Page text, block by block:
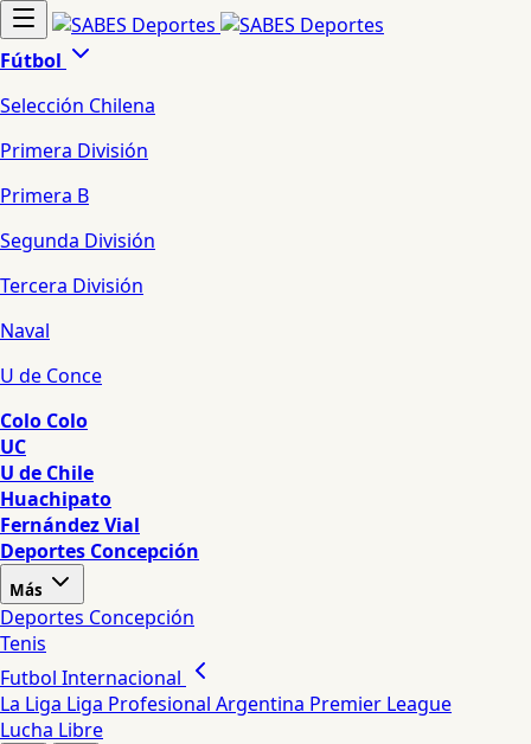
Fútbol
Selección Chilena
Primera División
Primera B
Segunda División
Tercera División
Naval
U de Conce
Colo Colo
UC
U de Chile
Huachipato
Fernández Vial
Deportes Concepción
Más
Deportes Concepción
Tenis
Futbol Internacional
La Liga Liga Profesional Argentina Premier League
Lucha Libre